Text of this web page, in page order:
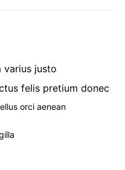
varius justo
felis pretium donec
orci aenean